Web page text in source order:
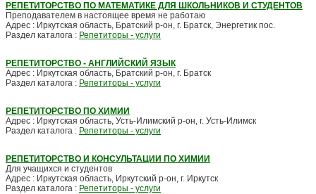
РЕПЕТИТОРСТВО ПО МАТЕМАТИКЕ ДЛЯ ШКОЛЬНИКОВ И СТУДЕНТОВ
Преподавателем в настоящее время не работаю
Адрес : Иркутская область, Братский р-он, г. Братск, Энергетик пос.
Раздел каталога : Репетиторы - услуги
РЕПЕТИТОРСТВО - АНГЛИЙСКИЙ ЯЗЫК
Адрес : Иркутская область, Братский р-он, г. Братск
Раздел каталога : Репетиторы - услуги
РЕПЕТИТОРСТВО ПО ХИМИИ
Адрес : Иркутская область, Усть-Илимский р-он, г. Усть-Илимск
Раздел каталога : Репетиторы - услуги
РЕПЕТИТОРСТВО И КОНСУЛЬТАЦИИ ПО ХИМИИ
Для учащихся и студентов
Адрес : Иркутская область, Иркутский р-он, г. Иркутск
Раздел каталога : Репетиторы - услуги